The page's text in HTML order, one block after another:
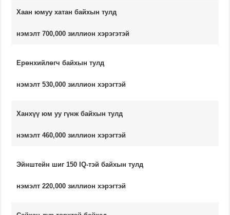
Хаан юмуу хатан байхын тулд
нэмэлт 700,000 зиллион хэрэгэтэй
Ерөнхийлөгч байхын тулд
нэмэлт 530,000 зиллион хэрэгтэй
Ханхүү юм уу гүнж байхын тулд
нэмэлт 460,000 зиллион хэрэгтэй
Эйнштейн шиг 150 IQ-тэй байхын тулд
нэмэлт 220,000 зиллион хэрэгтэй